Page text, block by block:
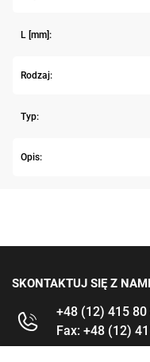
L [mm]:
Rodzaj:
Typ:
Opis:
SKONTAKTUJ SIĘ Z
+48 (12) 415
Fax: +48 (12)